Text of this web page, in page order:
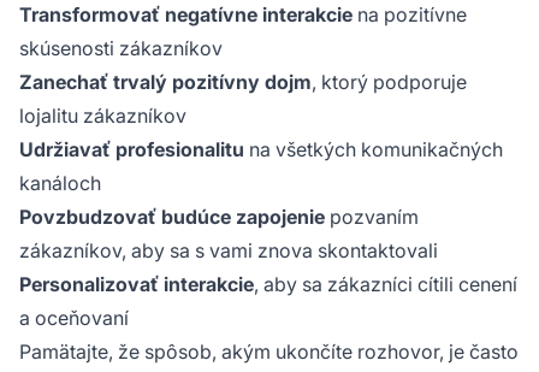
Transformovať negatívne interakcie na pozitívne
skúsenosti zákazníkov
Zanechať trvalý pozitívny dojm, ktorý podporuje
lojalitu zákazníkov
Udržiavať profesionalitu na všetkých komunikačných
kanáloch
Povzbudzovať budúce zapojenie pozvaním
zákazníkov, aby sa s vami znova skontaktovali
Personalizovať interakcie, aby sa zákazníci cítili cenení
a oceňovaní
Pamätajte, že spôsob, akým ukončíte rozhovor, je často